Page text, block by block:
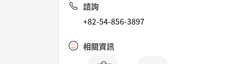
諮詢
+82-54-856-3897
相關資訊